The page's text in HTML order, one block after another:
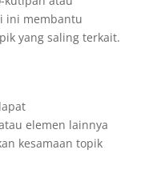
ini membantu
yang saling terkait.
elemen lainnya
kesamaan topik